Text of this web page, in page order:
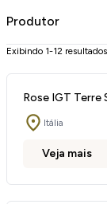
Produtor
Exibindo 1-12
Rose IGT Terre
Itália
Veja mais